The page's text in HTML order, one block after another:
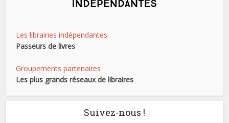
Les librairies indépendantes.
Passeurs de livres
Groupements partenaires
Les plus grands réseaux de libraires
Suivez-nous !